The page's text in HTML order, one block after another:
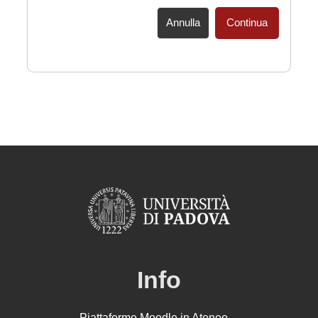
Annulla Continua
Info